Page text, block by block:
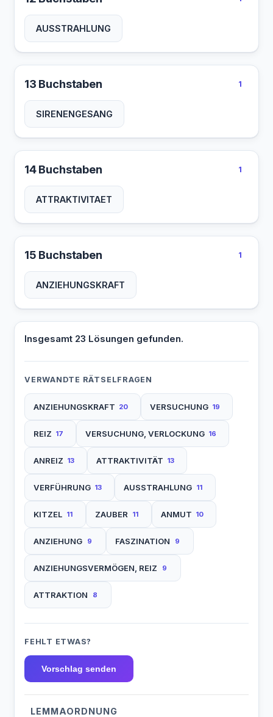
AUSSTRAHLUNG
13 Buchstaben 1
SIRENENGESANG
14 Buchstaben 1
ATTRAKTIVITAET
15 Buchstaben 1
ANZIEHUNGSKRAFT
Insgesamt 23 Lösungen gefunden.
VERWANDTE RÄTSELFRAGEN
ANZIEHUNGSKRAFT 20 VERSUCHUNG 19
REIZ 17 VERSUCHUNG, VERLOCKUNG 16
ANREIZ 13 ATTRAKTIVITÄT 13
VERFÜHRUNG 13 AUSSTRAHLUNG 11
KITZEL 11 ZAUBER 11 ANMUT 10
ANZIEHUNG 9 FASZINATION 9
ANZIEHUNGSVERMÖGEN, REIZ 9
ATTRAKTION 8
FEHLT ETWAS?
Vorschlag senden
LEMMAORDNUNG